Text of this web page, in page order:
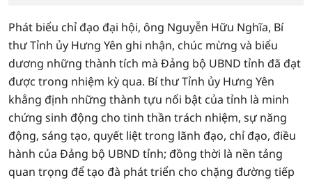
Phát biểu chỉ đạo đại hội, ông Nguyễn Hữu Nghĩa, Bí
thư Tỉnh ủy Hưng Yên ghi nhận, chúc mừng và biểu
dương những thành tích mà Đảng bộ UBND tỉnh đã đạt
được trong nhiệm kỳ qua. Bí thư Tỉnh ủy Hưng Yên
khẳng định những thành tựu nổi bật của tỉnh là minh
chứng sinh động cho tinh thần trách nhiệm, sự năng
động, sáng tạo, quyết liệt trong lãnh đạo, chỉ đạo, điều
hành của Đảng bộ UBND tỉnh; đồng thời là nền tảng
quan trọng để tạo đà phát triển cho chặng đường tiếp